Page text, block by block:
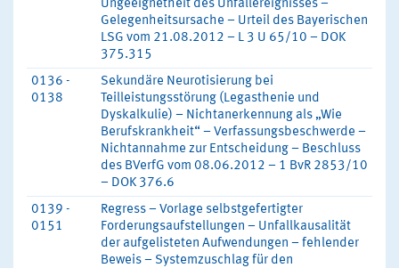
Ungeeignetheit des Unfallereignisses –
Gelegenheitsursache – Urteil des Bayerischen
LSG vom 21.08.2012 – L 3 U 65/10 – DOK
375.315
0136 -
0138
Sekundäre Neurotisierung bei
Teilleistungsstörung (Legasthenie und
Dyskalkulie) – Nichtanerkennung als „Wie
Berufskrankheit“ – Verfassungsbeschwerde –
Nichtannahme zur Entscheidung – Beschluss
des BVerfG vom 08.06.2012 – 1 BvR 2853/10
– DOK 376.6
0139 -
0151
Regress – Vorlage selbstgefertigter
Forderungsaufstellungen – Unfallkausalität
der aufgelisteten Aufwendungen – fehlender
Beweis – Systemzuschlag für den